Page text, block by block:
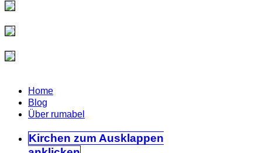
Home
Blog
Über rumabel
Kirchen zum Ausklappen